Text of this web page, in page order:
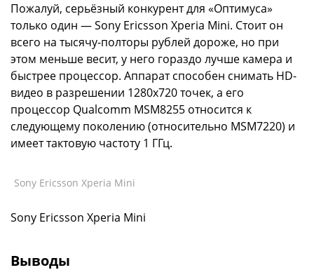
Пожалуй, серьёзный конкурент для «Оптимуса»
только один — Sony Ericsson Xperia Mini. Стоит он
всего на тысячу-полторы рублей дороже, но при
этом меньше весит, у него гораздо лучше камера и
быстрее процессор. Аппарат способен снимать HD-
видео в разрешении 1280х720 точек, а его
процессор Qualcomm MSM8255 относится к
следующему поколению (относительно MSM7220) и
имеет тактовую частоту 1 ГГц.
Sony Ericsson Xperia Mini
Sony Ericsson Xperia Mini
Выводы